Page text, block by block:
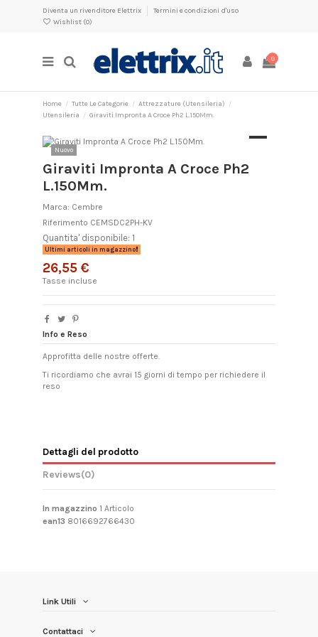
Diventa un rivenditore Elettrix
Termini e condizioni d'uso
Wishlist (0)
0
Home Tutte Le Categorie
Attrezzature (Utensileria)
Utensileria
Giraviti Impronta A Croce Ph2 L.150Mm.
Nuovo
Giraviti Impronta A Croce Ph2
L.150Mm.
Marca: Cembre
Riferimento CEMSDC2PH-KV
Quantita' disponibile: 1
Ultimi articoli in magazzino
26,55 €
Tasse incluse
Info e Reso
Approfitta delle nostre offerte.
Ti ricordiamo che avrai 15 giorni di tempo per richiedere il
reso
Dettagli del prodotto
Reviews(0)
In magazzino 1 Articolo
ean13 8016692766430
Link Utili
Contattaci